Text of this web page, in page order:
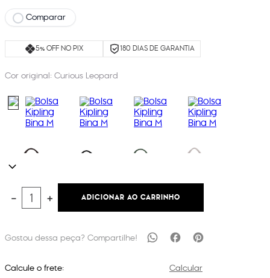
Comparar
5% OFF NO PIX 180 DIAS DE GARANTIA
Cor original: Curious Leopard
＋
－ ADICIONAR AO CARRINHO
Calcule o frete: Calcular